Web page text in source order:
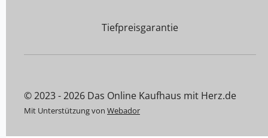
Tiefpreisgarantie
© 2023 - 2026 Das Online Kaufhaus mit Herz.de
Mit Unterstützung von Webador